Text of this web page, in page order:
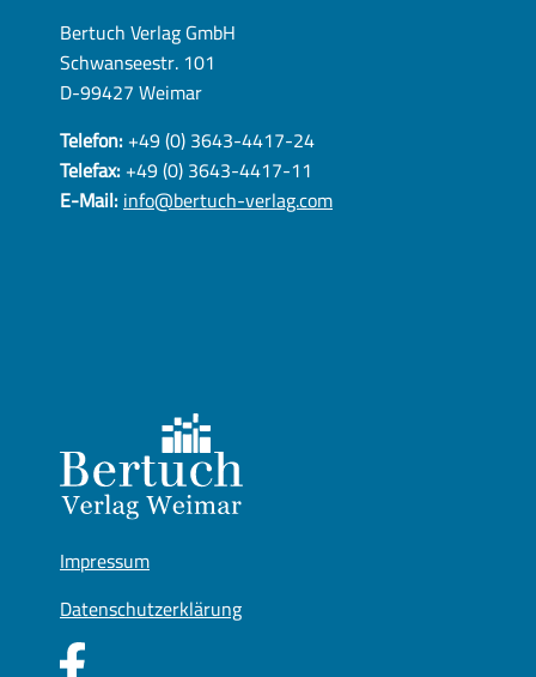
Bertuch Verlag GmbH
Schwanseestr. 101
D-99427 Weimar
Telefon:+49 (0) 3643-4417-24
Telefax:+49 (0) 3643-4417-11
E-Mail:info@bertuch-verlag.com
Impressum
Datenschutzerklärung